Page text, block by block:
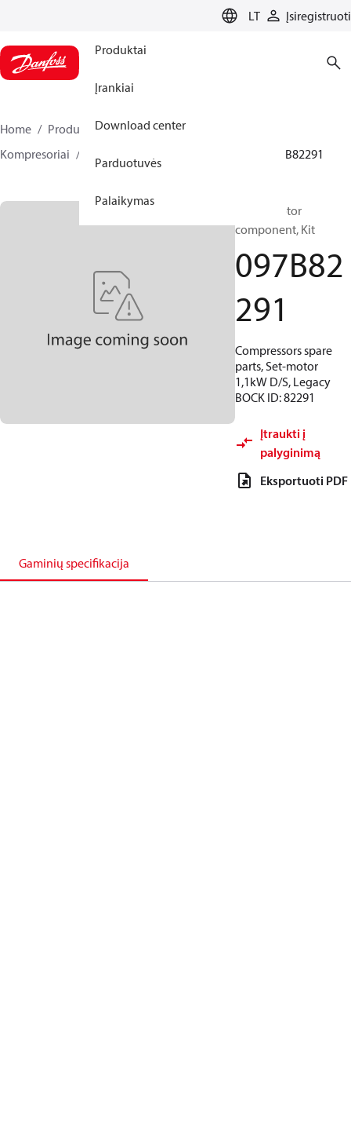
LT Įsiregistruoti
Produktai
Įrankiai
Download center
Parduotuvės
Palaikymas
Home Produktai
Climate Solutions for heating
Kompresoriai
097B82291
BOCK, Motor
component, Kit
097B82
291
Compressors spare
parts, Set-motor
1,1kW D/S, Legacy
BOCK ID: 82291
Įtraukti į
palyginimą
Eksportuoti PDF
Gaminių specifikacija